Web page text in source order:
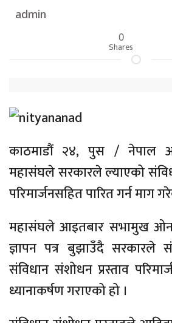
admin
0
Shares
काठमाडौं २४, पुस / नेपाल
महासंघले सरकारले ल्याएको
परिमार्जनसहित पारित गर्न माग
महासंघले आइतबार सभामुख
ज्ञापन पत्र बुझाउँदै सरकारले
संविधान संशोधन प्रस्ताव
ध्यानाकर्षण गराएको हो ।